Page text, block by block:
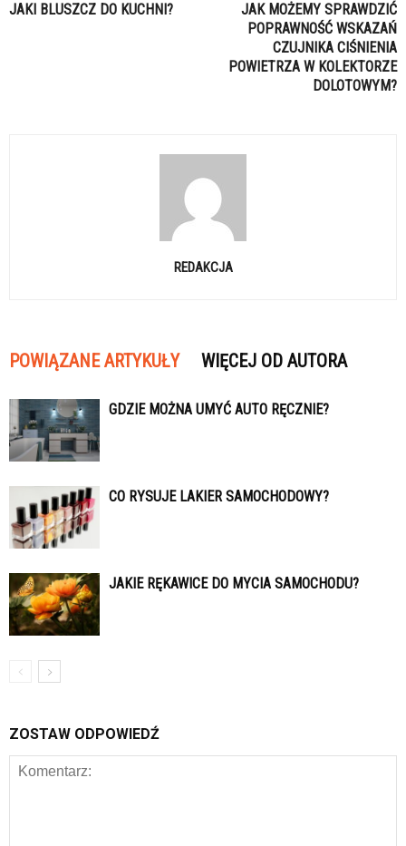
JAKI BLUSZCZ DO KUCHNI?
JAK MOŻEMY SPRAWDZIĆ
POPRAWNOŚĆ WSKAZAŃ
CZUJNIKA CIŚNIENIA
POWIETRZA W KOLEKTORZE
DOLOTOWYM?
REDAKCJA
POWIĄZANE ARTYKUŁY WIĘCEJ OD AUTORA
GDZIE MOŻNA UMYĆ AUTO RĘCZNIE?
CO RYSUJE LAKIER SAMOCHODOWY?
JAKIE RĘKAWICE DO MYCIA SAMOCHODU?
ZOSTAW ODPOWIEDŹ